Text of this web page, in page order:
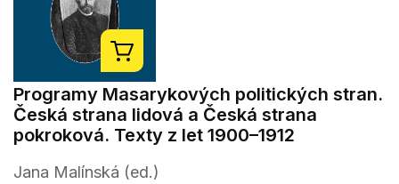
Programy Masarykových politických stran.
Česká strana lidová a Česká strana
pokroková. Texty z let 1900–1912
Jana Malínská (ed.)